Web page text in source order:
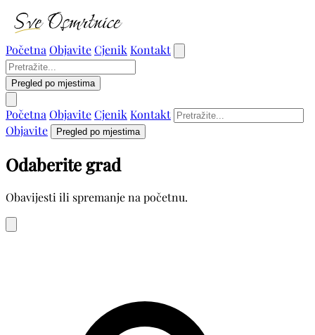
Početna ObjaviteCjenik Kontakt
Pregled po mjestima
Početna ObjaviteCjenik Kontakt
Objavite
Pregled po mjestima
Odaberite grad
Obavijesti ili spremanje na početnu.